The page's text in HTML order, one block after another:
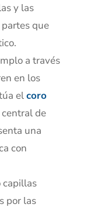
y las
que
a través
en los
elcoro
de
una
con
capillas
por las